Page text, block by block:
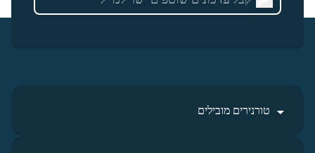
טורנירים מובילים